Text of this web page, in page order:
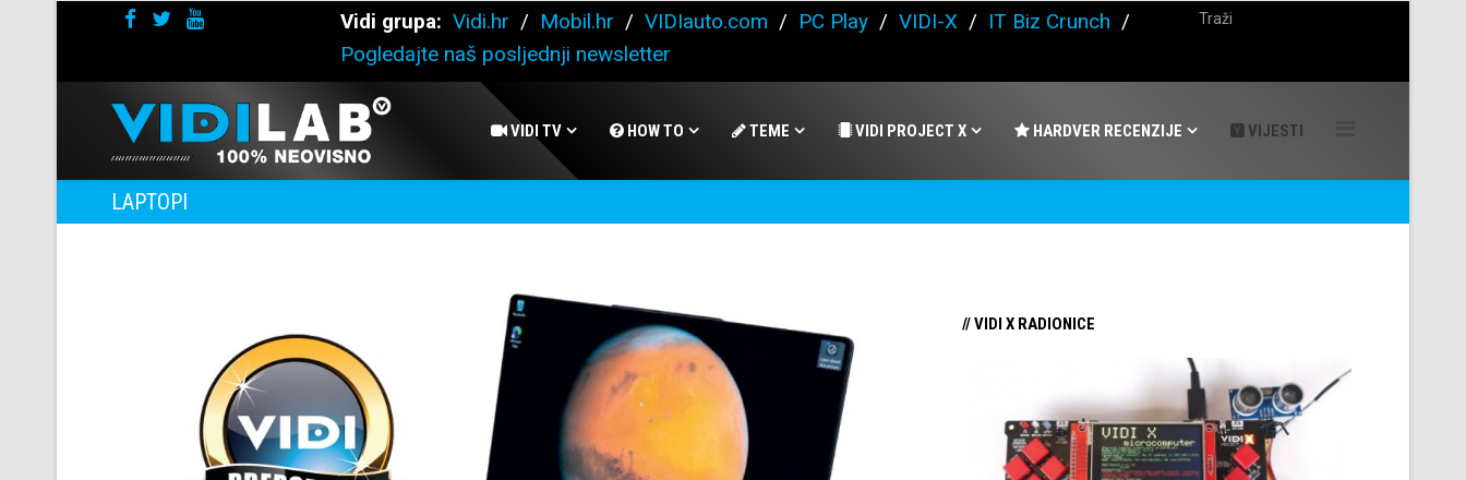
Vidi grupa: Vidi.hr / Mobil.hr / VIDIauto.com / PC Play / VIDI-X / IT Biz Crunch /
Pogledajte naš posljednji newsletter
VIDI TV HOW TO TEME VIDI PROJECT X HARDVER RECENZIJE VIJESTI
LAPTOPI
// VIDI X RADIONICE